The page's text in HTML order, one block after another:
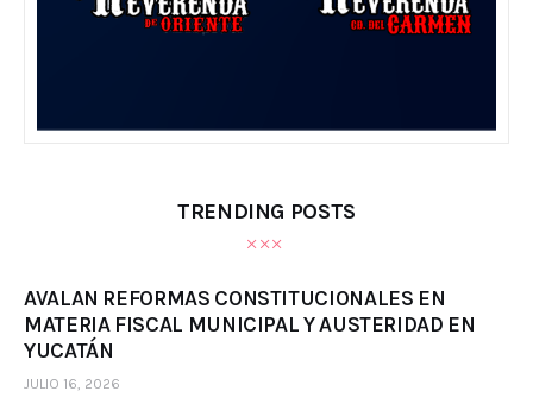
TRENDING POSTS
AVALAN REFORMAS CONSTITUCIONALES EN
MATERIA FISCAL MUNICIPAL Y AUSTERIDAD EN
YUCATÁN
JULIO 16, 2026